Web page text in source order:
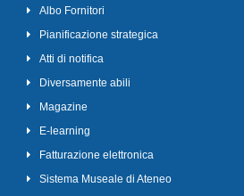
Albo Fornitori
Pianificazione strategica
Atti di notifica
Diversamente abili
Magazine
E-learning
Fatturazione elettronica
Sistema Museale di Ateneo